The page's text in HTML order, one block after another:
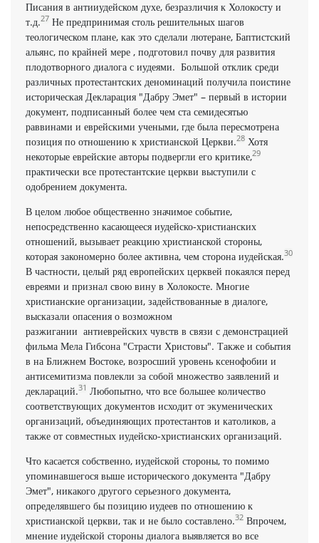
Писания в антииудейском духе, безразличия к Холокосту и
т.д.27 Не предпринимая столь решительных шагов
теологическом плане, как это сделали лютеране, Баптистский
альянс, по крайней мере , подготовил почву для развития
плодотворного диалога с иудеями. Большой отклик среди
различных протестантских деноминаций получила поистине
историческая Декларация "Дабру Эмет" – первый в истории
документ, подписанный более чем ста семидесятью
раввинами и еврейскими учеными, где была пересмотрена
позиция по отношению к христианской Церкви.28 Хотя
некоторые еврейские авторы подвергли его критике,29
практически все протестантские церкви выступили с
одобрением документа.
В целом любое общественно значимое событие,
непосредственно касающееся иудейско-христианских
отношений, вызывает реакцию христианской стороны,
которая закономерно более активна, чем сторона иудейская.30
В частности, целый ряд европейских церквей покаялся перед
евреями и признал свою вину в Холокосте. Многие
христианские организации, задействованные в диалоге,
высказали опасения о возможном
разжигании антиеврейских чувств в связи с демонстрацией
фильма Мела Гибсона "Страсти Христовы". Также и события
в на Ближнем Востоке, возросший уровень ксенофобии и
антисемитизма повлекли за собой множество заявлений и
деклараций.31 Любопытно, что все большее количество
соответствующих документов исходит от экуменических
организаций, объединяющих протестантов и католиков, а
также от совместных иудейско-христианских организаций.
Что касается собственно, иудейской стороны, то помимо
упоминавшегося выше исторического документа "Дабру
Эмет", никакого другого серьезного документа,
определявшего бы позицию иудеев по отношению к
христианской церкви, так и не было составлено.32 Впрочем,
мнение иудейской стороны диалога выявляется во все